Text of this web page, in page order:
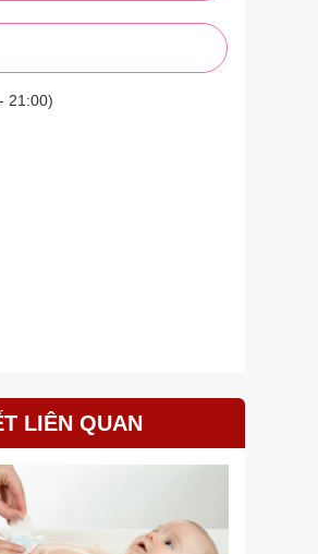
21:00)
LIÊN QUAN